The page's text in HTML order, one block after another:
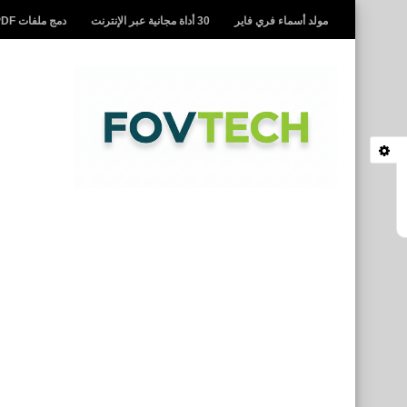
مولد أسماء فري فاير 30 أداة مجانية عبر الإنترنت دمج ملفات PDF